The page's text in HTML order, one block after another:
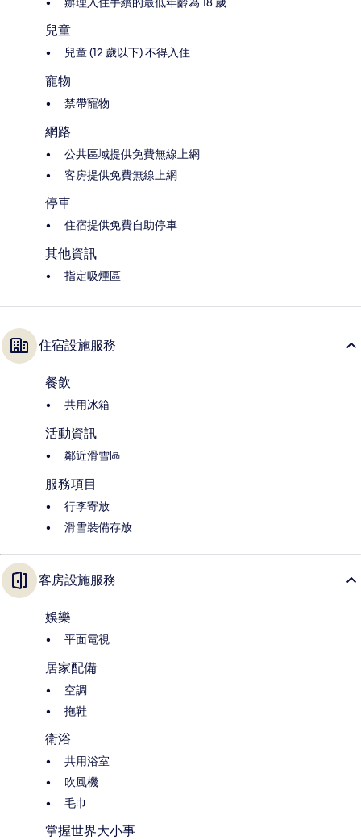
兒童
兒童 (12 歲以下) 不得入住
寵物
禁帶寵物
網路
公共區域提供免費無線上網
客房提供免費無線上網
停車
住宿提供免費自助停車
其他資訊
指定吸煙區
住宿設施服務
餐飲
共用冰箱
活動資訊
鄰近滑雪區
服務項目
行李寄放
滑雪裝備存放
客房設施服務
娛樂
平面電視
居家配備
空調
拖鞋
衛浴
共用浴室
吹風機
毛巾
掌握世界大小事